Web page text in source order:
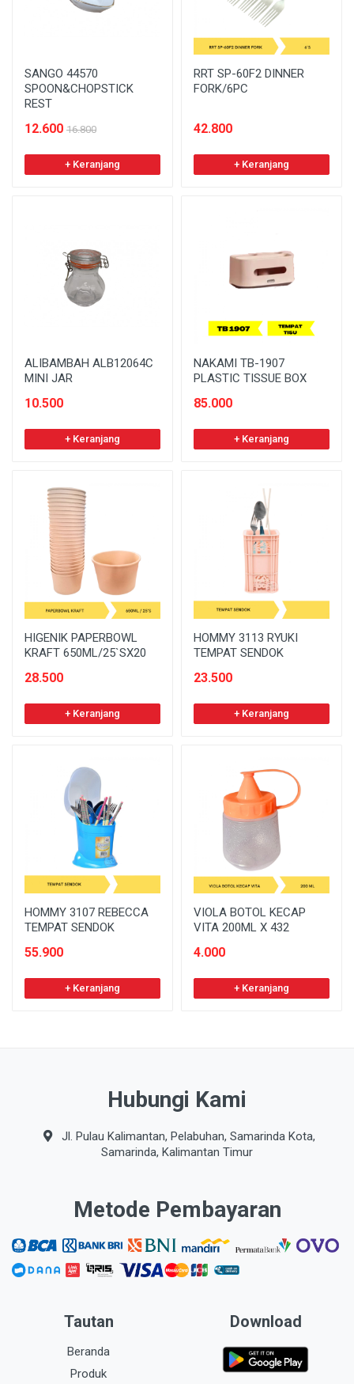
SANGO 44570
SPOON&CHOPSTICK
REST
12.600 16.800
+ Keranjang
RRT SP-60F2 DINNER
FORK/6PC
42.800
+ Keranjang
ALIBAMBAH ALB12064C
MINI JAR
10.500
+ Keranjang
NAKAMI TB-1907
PLASTIC TISSUE BOX
85.000
+ Keranjang
HIGENIK PAPERBOWL
KRAFT 650ML/25`SX20
28.500
+ Keranjang
HOMMY 3113 RYUKI
TEMPAT SENDOK
23.500
+ Keranjang
HOMMY 3107 REBECCA
TEMPAT SENDOK
55.900
+ Keranjang
VIOLA BOTOL KECAP
VITA 200ML X 432
4.000
+ Keranjang
Hubungi Kami
Jl. Pulau Kalimantan, Pelabuhan, Samarinda Kota,
Samarinda, Kalimantan Timur
Metode Pembayaran
Tautan
Beranda
Produk
Download